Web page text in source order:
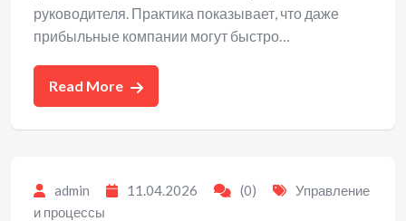
руководителя. Практика показывает, что даже
прибыльные компании могут быстро…
Read More
admin 11.04.2026 (0)
Управление
и процессы